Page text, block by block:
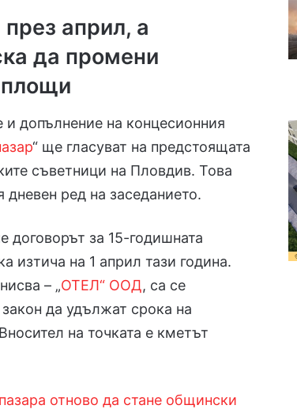
април, а
да промени
площи
допълнение на концесионния
“ ще гласуват на предстоящата
съветници на Пловдив. Това
дневен ред на заседанието.
договорът за 15-годишната
изтича на 1 април тази година.
– „ОТЕЛ“ ООД, са се
да удължат срока на
на точката е кметът
отново да стане общински